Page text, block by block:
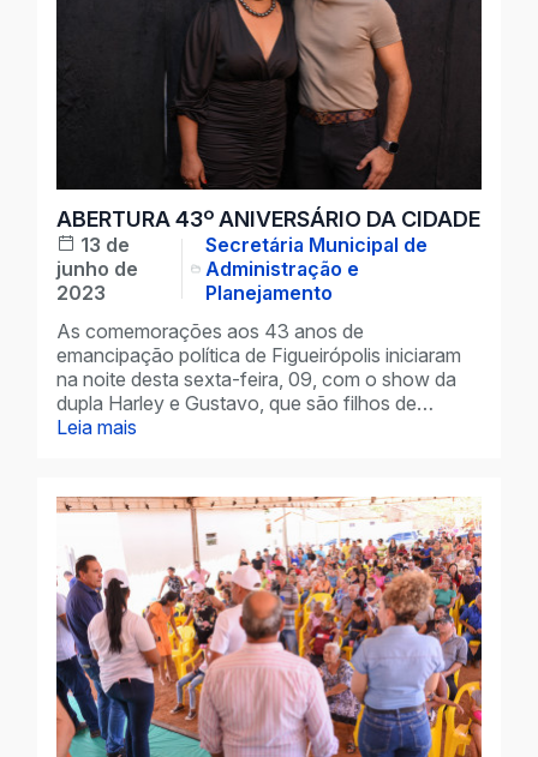
ABERTURA 43º ANIVERSÁRIO DA CIDADE
13 de
junho de
2023
Secretária Municipal de
Administração e
Planejamento
As comemorações aos 43 anos de
emancipação política de Figueirópolis iniciaram
na noite desta sexta-feira, 09, com o show da
dupla Harley e Gustavo, que são filhos de…
Leia mais